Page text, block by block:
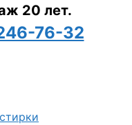
20 лет.
76-32